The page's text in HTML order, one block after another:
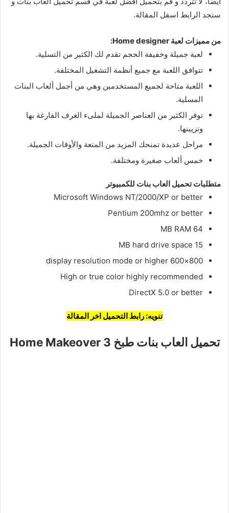
ستجد الرابط اسفل المقالة.
من مميزات لعبة Home designer:
لعبة جميلة وخفيفة الحجم تقدم لك الكثير من التسلية.
تتوافق اللعبة مع جميع أنظمة التشغيل المختلفة.
اللعبة متاحة لجميع المستخدمين وهي من أجمل ألعاب البنات
المسلية.
توفر الكثير من العناصر الجميلة لملىء الغرف الفارغة بها
وتزيينها.
مراحل عديدة تمنحك المزيد من المتعة والأوقات الجميلة.
خمس ألعاب صغيرة ومختلفة.
متطلبات تحميل العاب بنات للكمبيوتر
Microsoft Windows NT/2000/XP or better
Pentium 200mhz or better
64 MB RAM
15 MB hard drive space
800×600 display resolution mode or higher
High or true color highly recommended
DirectX 5.0 or better
تنويه: رابط التحميل اخر المقالة
تحميل العاب بنات طبخ Home Makeover 3